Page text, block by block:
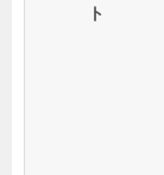
ト